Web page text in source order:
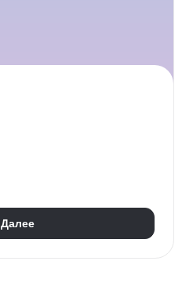
Далее